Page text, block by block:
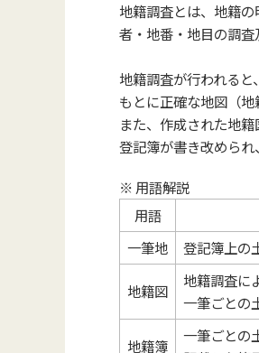
地籍調査とは、地籍
者・地番・地目の調査
地籍調査が行われる
もとに正確な地図（地
また、作成された地
登記簿が書き改めら
※ 用語解説
用語
一筆地
登記簿上の
地籍図
地籍調査に
一筆ごとの
地籍簿
一筆ごとの